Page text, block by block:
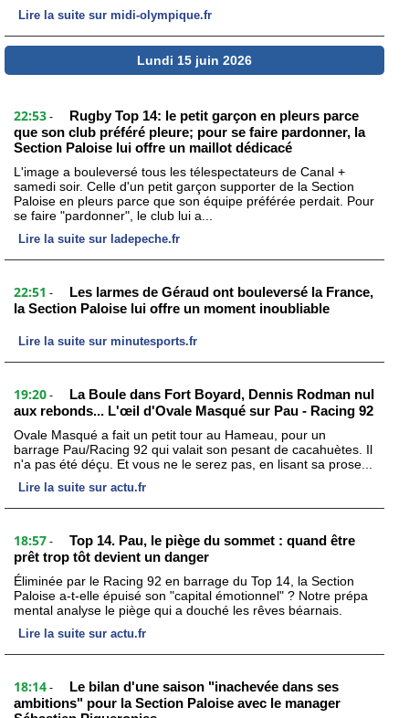
Lire la suite sur midi-olympique.fr
Lundi 15 juin 2026
22:53 -
Rugby Top 14: le petit garçon en pleurs parce
que son club préféré pleure; pour se faire pardonner, la
Section Paloise lui offre un maillot dédicacé
L'image a bouleversé tous les télespectateurs de Canal +
samedi soir. Celle d'un petit garçon supporter de la Section
Paloise en pleurs parce que son équipe préférée perdait. Pour
se faire "pardonner", le club lui a...
Lire la suite sur ladepeche.fr
22:51 -
Les larmes de Géraud ont bouleversé la France,
la Section Paloise lui offre un moment inoubliable
Lire la suite sur minutesports.fr
19:20 -
La Boule dans Fort Boyard, Dennis Rodman nul
aux rebonds... L'œil d'Ovale Masqué sur Pau - Racing 92
Ovale Masqué a fait un petit tour au Hameau, pour un
barrage Pau/Racing 92 qui valait son pesant de cacahuètes. Il
n'a pas été déçu. Et vous ne le serez pas, en lisant sa prose...
Lire la suite sur actu.fr
18:57 -
Top 14. Pau, le piège du sommet : quand être
prêt trop tôt devient un danger
Éliminée par le Racing 92 en barrage du Top 14, la Section
Paloise a-t-elle épuisé son "capital émotionnel" ? Notre prépa
mental analyse le piège qui a douché les rêves béarnais.
Lire la suite sur actu.fr
18:14 -
Le bilan d'une saison "inachevée dans ses
ambitions" pour la Section Paloise avec le manager